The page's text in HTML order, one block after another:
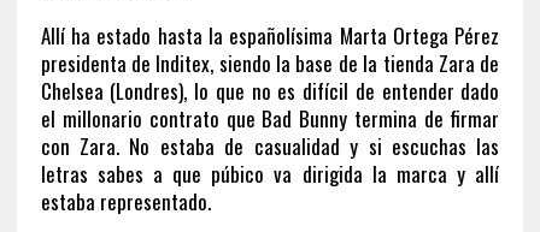
Allí ha estado hasta la españolísima Marta Ortega Pérez
presidenta de Inditex, siendo la base de la tienda Zara de
Chelsea (Londres), lo que no es difícil de entender dado
el millonario contrato que Bad Bunny termina de firmar
con Zara. No estaba de casualidad y si escuchas las
letras sabes a que púbico va dirigida la marca y allí
estaba representado.